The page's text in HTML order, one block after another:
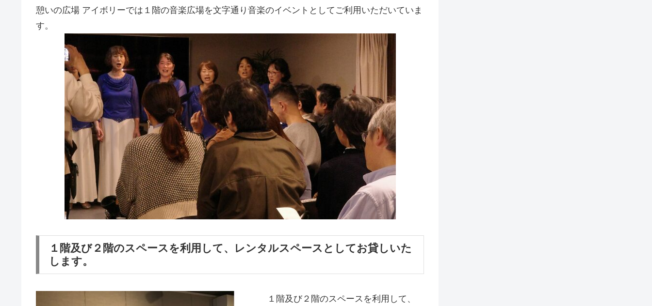
憩いの広場 アイボリーでは１階の音楽広場を文字通り音楽のイベントとしてご利用いただいていま
す。
１階及び２階のスペースを利用して、レンタルスペースとしてお貸しいた
します。
１階及び２階のスペースを利用して、